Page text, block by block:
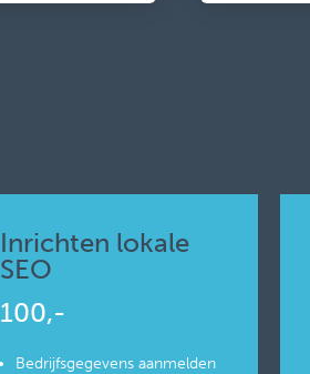
Inrichten lokale
SEO
100,-
Bedrijfsgegevens aanmelden